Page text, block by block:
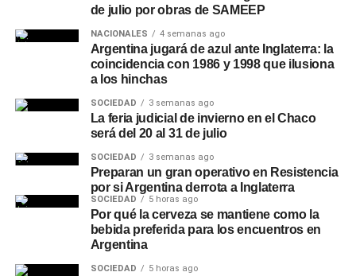
de julio por obras de SAMEEP
NACIONALES 4 semanas ago
Argentina jugará de azul ante Inglaterra: la
coincidencia con 1986 y 1998 que ilusiona
a los hinchas
SOCIEDAD 3 semanas ago
La feria judicial de invierno en el Chaco
será del 20 al 31 de julio
SOCIEDAD 3 semanas ago
Preparan un gran operativo en Resistencia
por si Argentina derrota a Inglaterra
SOCIEDAD 5 horas ago
Por qué la cerveza se mantiene como la
bebida preferida para los encuentros en
Argentina
SOCIEDAD 5 horas ago